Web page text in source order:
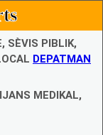
SÈVIS PIBLIK,
DEPATMAN
MEDIKAL,